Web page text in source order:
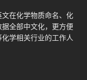
在化学物质命名、化
全部中文化，更方便
学相关行业的工作人